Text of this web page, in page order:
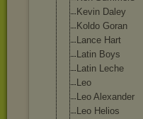
Kevin Daley
Koldo Goran
Lance Hart
Latin Boys
Latin Leche
Leo
Leo Alexander
Leo Helios